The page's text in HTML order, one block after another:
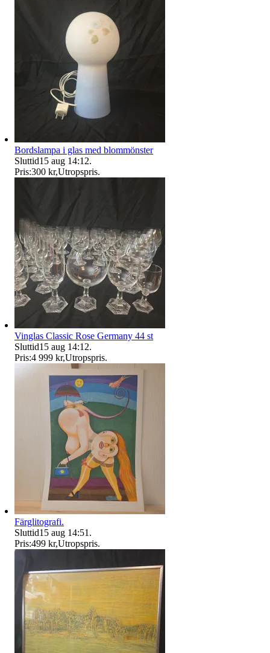
Bordslampa i glas med blommönster
Sluttid15 aug 14:12.
Pris:300 kr,Utropspris.
Vinglas Classic Rose Germany 44 st
Sluttid15 aug 14:12.
Pris:4 999 kr,Utropspris.
Färglitografi.
Sluttid15 aug 14:51 .
Pris:499 kr,Utropspris.